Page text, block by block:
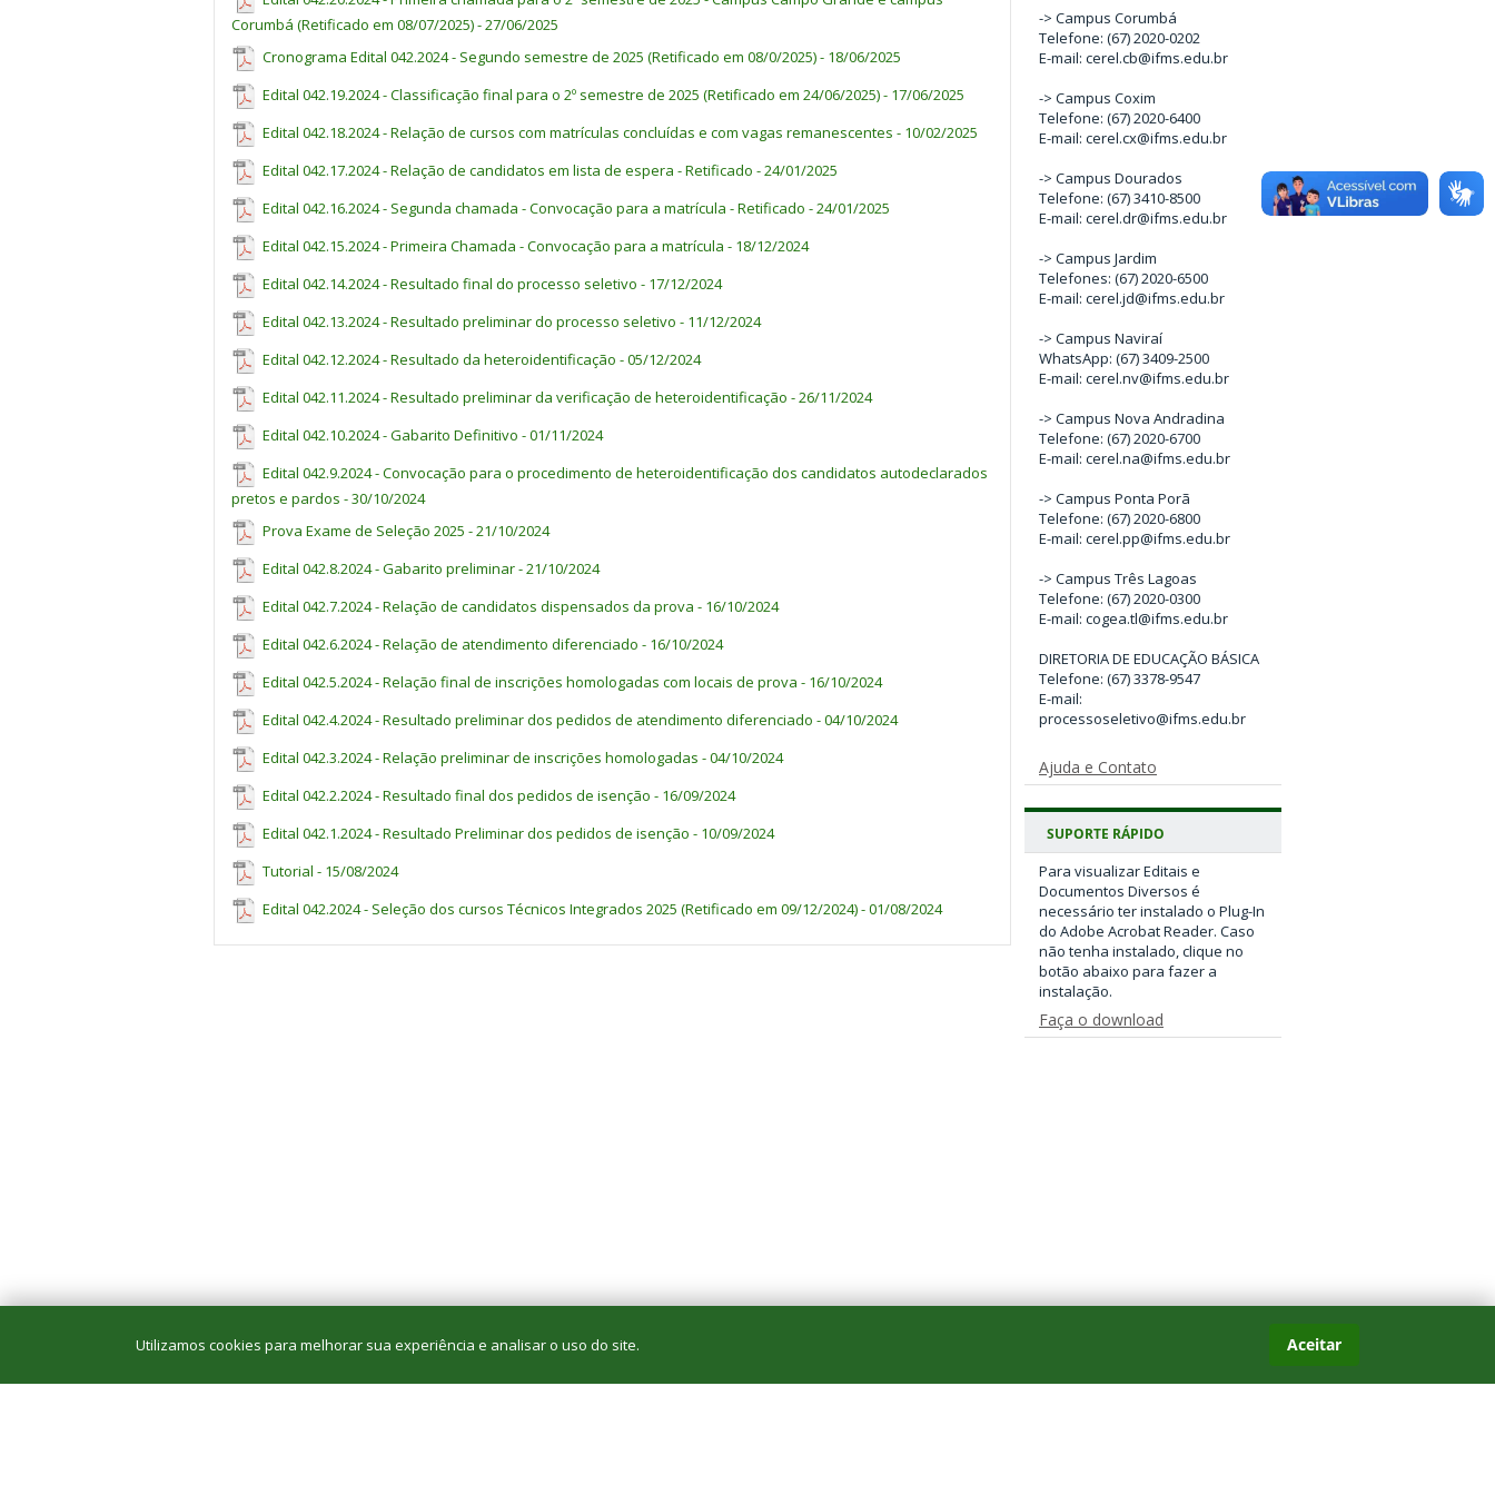
MATEMÁTICA
1. Álgebra e aritmética: conjuntos numéricos: naturais, inteiros, racionais e reais; múltiplos e divisores;
potenciação e radiciação; equações do 1º e 2º graus; regra de três simples; razões e proporções; porcentagem;
sistema métrico decimal.
2. Geometria: ângulos; triângulos; quadriláteros; polígonos regulares; teorema de Pitágoras; relações métricas
do triângulo retângulo; Teorema de Tales; semelhança e congruência de triângulos; cálculo de áreas de figuras
planas; volume do bloco retangular.
3. Tratamento da informação: coleta e organização de dados, tabelas e gráficos; matemática financeira;
estatística: média, mediana e moda.
CONHECIMENTOS GERAIS
1. Temas contemporâneos relevantes, tais como: meio ambiente, economia, tecnologias, aspectos educacionais
brasileiros, política, cidadania, direitos humanos, tecnologias midiáticas e artes.
Corumbá (Retificado em 08/07/2025) - 27/06/2025
Cronograma Edital 042.2024 - Segundo semestre de 2025 (Retificado em 08/0/2025) - 18/06/2025
Edital 042.19.2024 - Classificação final para o 2º semestre de 2025 (Retificado em 24/06/2025) - 17/06/2025
Edital 042.18.2024 - Relação de cursos com matrículas concluídas e com vagas remanescentes - 10/02/2025
Edital 042.17.2024 - Relação de candidatos em lista de espera - Retificado - 24/01/2025
Edital 042.16.2024 - Segunda chamada - Convocação para a matrícula - Retificado - 24/01/2025
Edital 042.15.2024 - Primeira Chamada - Convocação para a matrícula - 18/12/2024
Edital 042.14.2024 - Resultado final do processo seletivo - 17/12/2024
Edital 042.13.2024 - Resultado preliminar do processo seletivo - 11/12/2024
Edital 042.12.2024 - Resultado da heteroidentificação - 05/12/2024
Edital 042.11.2024 - Resultado preliminar da verificação de heteroidentificação - 26/11/2024
Edital 042.10.2024 - Gabarito Definitivo - 01/11/2024
Edital 042.9.2024 - Convocação para o procedimento de heteroidentificação dos candidatos autodeclarados
pretos e pardos - 30/10/2024
Prova Exame de Seleção 2025 - 21/10/2024
Edital 042.8.2024 - Gabarito preliminar - 21/10/2024
Edital 042.7.2024 - Relação de candidatos dispensados da prova - 16/10/2024
Edital 042.6.2024 - Relação de atendimento diferenciado - 16/10/2024
Edital 042.5.2024 - Relação final de inscrições homologadas com locais de prova - 16/10/2024
Edital 042.4.2024 - Resultado preliminar dos pedidos de atendimento diferenciado - 04/10/2024
Edital 042.3.2024 - Relação preliminar de inscrições homologadas - 04/10/2024
Edital 042.2.2024 - Resultado final dos pedidos de isenção - 16/09/2024
Edital 042.1.2024 - Resultado Preliminar dos pedidos de isenção - 10/09/2024
Tutorial - 15/08/2024
Edital 042.2024 - Seleção dos cursos Técnicos Integrados 2025 (Retificado em 09/12/2024) - 01/08/2024
-> Campus Corumbá
Telefone: (67) 2020-0202
E-mail: cerel.cb@ifms.edu.br
-> Campus Coxim
Telefone: (67) 2020-6400
E-mail: cerel.cx@ifms.edu.br
-> Campus Dourados
Telefone: (67) 3410-8500
E-mail: cerel.dr@ifms.edu.br
-> Campus Jardim
Telefones: (67) 2020-6500
E-mail: cerel.jd@ifms.edu.br
-> Campus Naviraí
WhatsApp: (67) 3409-2500
E-mail: cerel.nv@ifms.edu.br
-> Campus Nova Andradina
Telefone: (67) 2020-6700
E-mail: cerel.na@ifms.edu.br
-> Campus Ponta Porã
Telefone: (67) 2020-6800
E-mail: cerel.pp@ifms.edu.br
-> Campus Três Lagoas
Telefone: (67) 2020-0300
E-mail: cogea.tl@ifms.edu.br
DIRETORIA DE EDUCAÇÃO BÁSICA
Telefone: (67) 3378-9547
E-mail:
processoseletivo@ifms.edu.br
Ajuda e Contato
SUPORTE RÁPIDO
Para visualizar Editais e
Documentos Diversos é
necessário ter instalado o Plug-In
do Adobe Acrobat Reader. Caso
não tenha instalado, clique no
botão abaixo para fazer a
instalação.
Faça o download
Utilizamos cookies para melhorar sua experiência e analisar o uso do site. Aceitar